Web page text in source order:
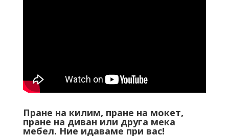
Пране на килим, пране на мокет,
пране на диван или друга мека
мебел. Ние идаваме при вас!